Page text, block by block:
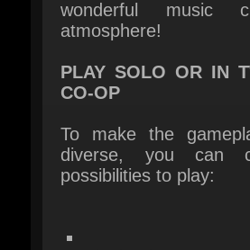
PLAY SOLO OR IN
CO-OP
To make the
diverse, you can